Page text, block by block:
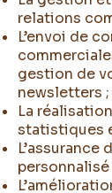
relations
L’envoi de
gestion de
newsletters ;
La
statistiques
L’assurance
personnalisé